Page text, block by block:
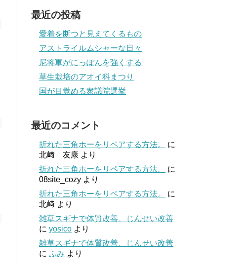
最近の投稿
愛着を断つと見えてくるもの
アストライルムシャーな日々
尼将軍がにっぽんを強くする
草生栽培のアオイ科まつり
国が目覚める衆議院選挙
最近のコメント
折れた三角ホーをリペアする方法。
に
北﨑 友康 より
折れた三角ホーをリペアする方法。
に
08site_cozy より
折れた三角ホーをリペアする方法。
に
北﨑 より
雑草スギナで体質改善、じんせい改善
に yosico より
雑草スギナで体質改善、じんせい改善
に ふみ より